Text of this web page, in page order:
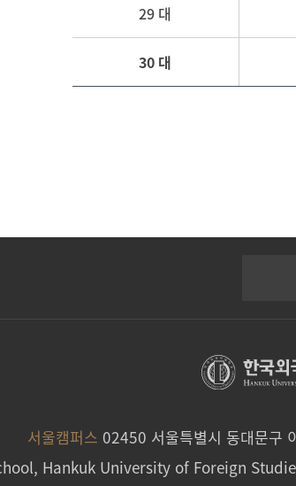
29 대
30 대
서울캠퍼스 02450 서울특별시 동대문구
Hankuk University of Foreign